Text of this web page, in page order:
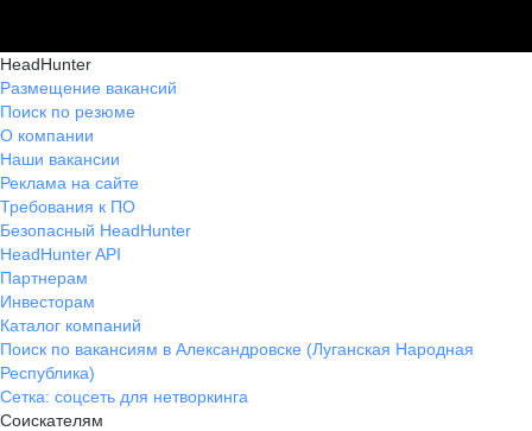
HeadHunter
Размещение вакансий
Поиск по резюме
О компании
Наши вакансии
Реклама на сайте
Требования к ПО
Безопасный HeadHunter
HeadHunter API
Партнерам
Инвесторам
Каталог компаний
Поиск по вакансиям в Александровске (Луганская Народная
Республика)
Сетка: соцсеть для нетворкинга
Соискателям